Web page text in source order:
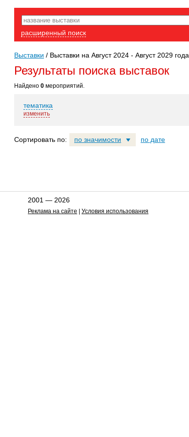
расширенный поиск
Выставки / Выставки на Август 2024 - Август 2029 года
Результаты поиска выставок
Найдено 0 мероприятий.
тематика
изменить
Сортировать по: по значимости по дате
2001 — 2026
Реклама на сайте Условия использования